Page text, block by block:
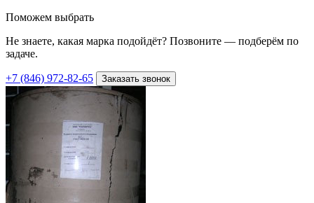
Поможем выбрать
Не знаете, какая марка подойдёт? Позвоните — подберём по
задаче.
+7 (846) 972-82-65 Заказать звонок